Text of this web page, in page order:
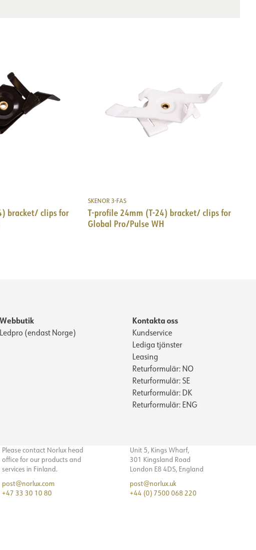
bracket/ clips for
SKENOR 3-FAS
T-profile 24mm (T-24) bracket/ clips for
Global Pro/Pulse WH
Webbutik
Ledpro (endast Norge)
Kontakta oss
Kundservice
Lediga tjänster
Leasing
Returformulär: NO
Returformulär: SE
Returformulär: DK
Returformulär: ENG
Please contact Norlux head
office for our products and
services in Finland.
post@norlux.com
+47 33 30 10 80
Unit 5, Kings Wharf,
301 Kingsland Road
London E8 4DS, England
post@norlux.uk
+44 (0) 7500 068 220